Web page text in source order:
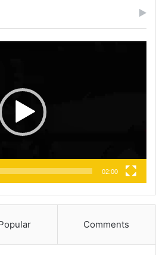
02:00
Comments